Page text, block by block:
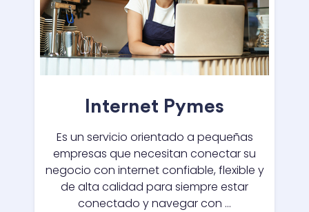
Internet Pymes
Es un servicio orientado a pequeñas
empresas que necesitan conectar su
negocio con internet confiable, flexible y
de alta calidad para siempre estar
conectado y navegar con ...